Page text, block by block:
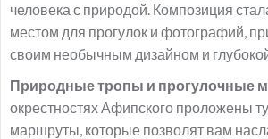
человека с природой. Композиция
местом для прогулок и фотографий,
своим необычным дизайном и
Природные тропы и прогулочные
окрестностях Афипского проложены
маршруты, которые позволят вам